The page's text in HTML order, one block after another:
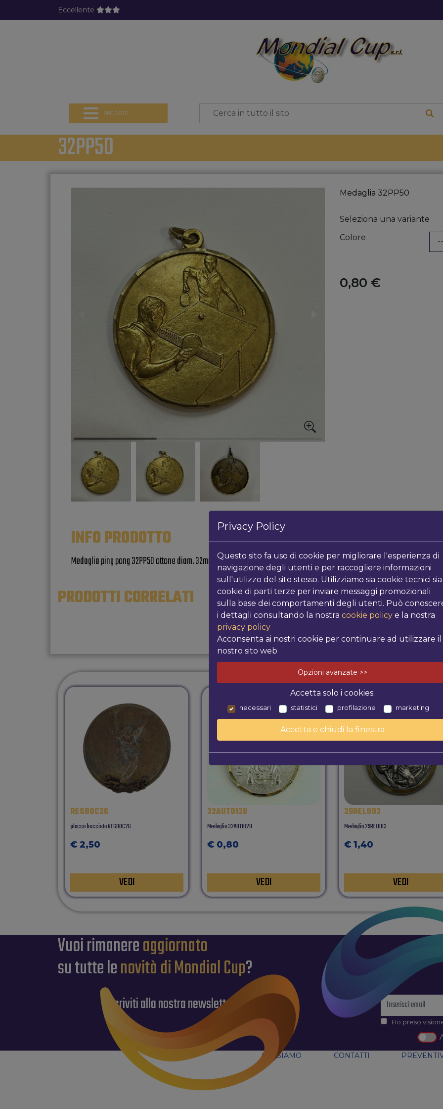
Eccellente
PRODOTTI
32PP50
Medaglia 32PP50
Seleziona una variante
Colore
0,80 €
INFO PRODOTTO
Medaglia ping pong 32PP50 ottone diam. 32mm
PRODOTTI CORRELATI POTREBBE
I più venduti
RESBOC26
placca boccista RESBOC26
€ 2,50
VEDI
32AUTO128
Medaglia 32AUTO128
€ 0,80
VEDI
29REL803
Medaglia 29REL803
€ 1,40
VEDI
Vuoi rimanereaggiornato
su tutte lenovità di Mondial Cup?
iscriviti alla nostra newsletter
Ho preso
CHI SIAMO CONTATTI
Privacy Policy
Questo sito fa uso di cookie per migliorare l'esperienza di
navigazione degli utenti e per raccogliere informazioni
sull'utilizzo del sito stesso. Utilizziamo sia cookie tecnici sia
cookie di parti terze per inviare messaggi promozionali
sulla base dei comportamenti degli utenti. Può
i dettagli consultando la nostra cookie policy e la nostra
privacy policy
Acconsenta ai nostri cookie per continuare ad utilizzare il
nostro sito web
Opzioni avanzate >>
Accetta solo i cookies:
necessari statistici profilazione marketing
Accetta e chiudi la finestra